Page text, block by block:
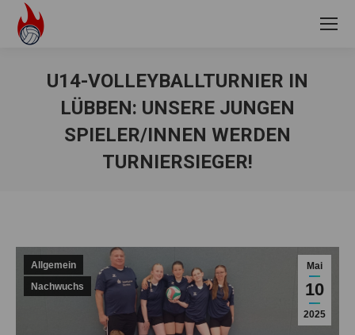
U14-VOLLEYBALLTURNIER IN
LÜBBEN: UNSERE JUNGEN
SPIELER/INNEN WERDEN
TURNIERSIEGER!
Mai
10
2025
Allgemein
Nachwuchs